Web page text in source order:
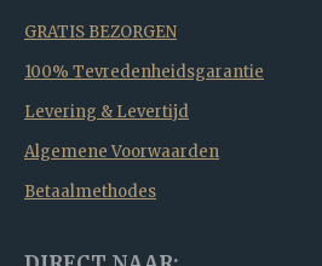
GRATIS BEZORGEN
100% Tevredenheidsgarantie
Levering & Levertijd
Algemene Voorwaarden
Betaalmethodes